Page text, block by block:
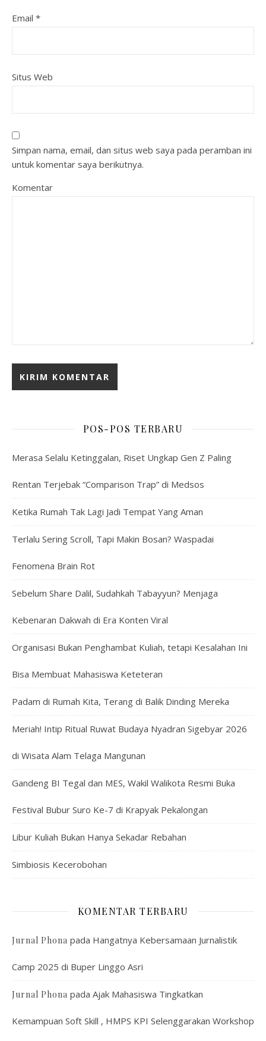
Email *
Situs Web
Simpan nama, email, dan situs web saya pada peramban ini
untuk komentar saya berikutnya.
Komentar
POS-POS TERBARU
Merasa Selalu Ketinggalan, Riset Ungkap Gen Z Paling
Rentan Terjebak “Comparison Trap” di Medsos
Ketika Rumah Tak Lagi Jadi Tempat Yang Aman
Terlalu Sering Scroll, Tapi Makin Bosan? Waspadai
Fenomena Brain Rot
Sebelum Share Dalil, Sudahkah Tabayyun? Menjaga
Kebenaran Dakwah di Era Konten Viral
Organisasi Bukan Penghambat Kuliah, tetapi Kesalahan Ini
Bisa Membuat Mahasiswa Keteteran
Padam di Rumah Kita, Terang di Balik Dinding Mereka
Meriah! Intip Ritual Ruwat Budaya Nyadran Sigebyar 2026
di Wisata Alam Telaga Mangunan
Gandeng BI Tegal dan MES, Wakil Walikota Resmi Buka
Festival Bubur Suro Ke-7 di Krapyak Pekalongan
Libur Kuliah Bukan Hanya Sekadar Rebahan
Simbiosis Kecerobohan
KOMENTAR TERBARU
Jurnal Phona pada Hangatnya Kebersamaan Jurnalistik
Camp 2025 di Buper Linggo Asri
Jurnal Phona pada Ajak Mahasiswa Tingkatkan
Kemampuan Soft Skill , HMPS KPI Selenggarakan Workshop